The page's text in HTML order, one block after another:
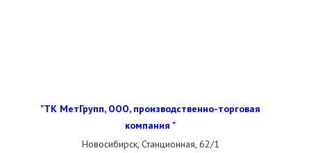
"ТК МетГрупп, ООО, производственно-торговая
компания "
Новосибирск, Станционная, 62/1